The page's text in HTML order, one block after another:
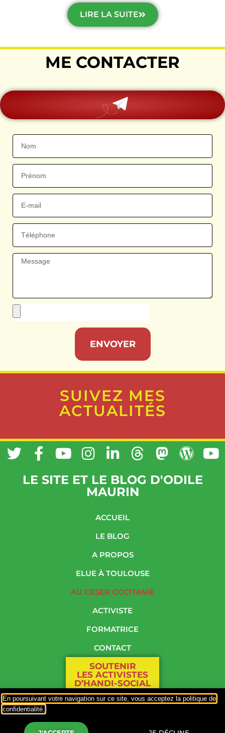
LIRE LA SUITE
ME CONTACTER
ENVOYER
SUIVEZ MES
ACTUALITÉS
LE SITE ET LE BLOG D'ODILE
MAURIN
ACCUEIL
LE BLOG
A PROPOS
ELUE À TOULOUSE
AU CESER OCCITANIE
ACTIVISTE
FORMATRICE
CONTACT
SOUTENIR
LES ACTIVISTES
D’HANDI-SOCIAL
Politique de confidentialité
En poursuivant votre navigation sur ce site, vous acceptez la politique de
confidentialité.